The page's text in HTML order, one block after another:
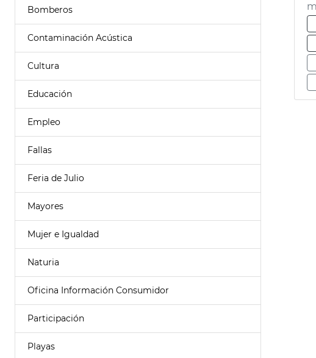
Bomberos
Contaminación Acústica
Cultura
Educación
Empleo
Fallas
Feria de Julio
Mayores
Mujer e Igualdad
Naturia
Oficina Información Consumidor
Participación
Playas